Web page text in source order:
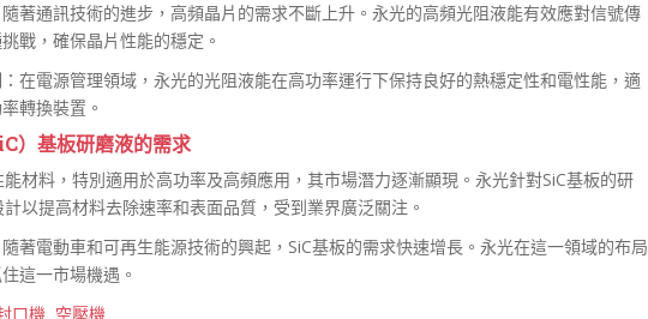
隨著通訊技術的進步，高頻晶片的需求不斷上升。永光的高頻光阻液能有效應對信號傳
戰，確保晶片性能的穩定。
：在電源管理領域，永光的光阻液能在高功率運行下保持良好的熱穩定性和電性能，適
轉換裝置。
）基板研磨液的需求
材料，特別適用於高功率及高頻應用，其市場潛力逐漸顯現。永光針對SiC基板的研
以提高材料去除速率和表面品質，受到業界廣泛關注。
隨著電動車和可再生能源技術的興起，SiC基板的需求快速增長。永光在這一領域的布局
這一市場機遇。
口機 空壓機